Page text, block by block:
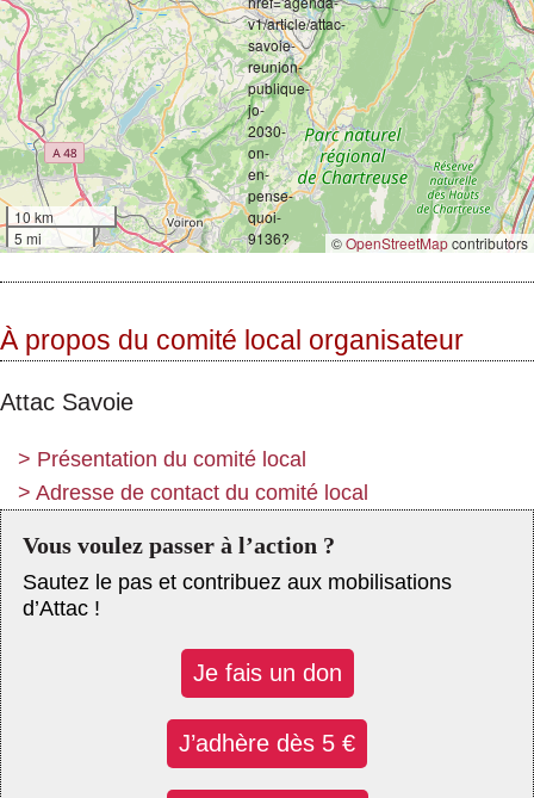
10 km
5 mi
©OpenStreetMapcontributors
À propos du comité local organisateur
Attac Savoie
> Présentation du comité local
> Adresse de contact du comité local
Vous voulez passer à l’action ?
Sautez le pas et contribuez aux mobilisations
d’Attac !
Je fais un don
J’adhère dès 5 €